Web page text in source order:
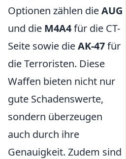
Optionen zählen dieAUG
und die M4A4für die CT-
Seite sowie dieAK-47für
die Terroristen. Diese
Waffen bieten nicht nur
gute Schadenswerte,
sondern überzeugen
auch durch ihre
Genauigkeit. Zudem sind